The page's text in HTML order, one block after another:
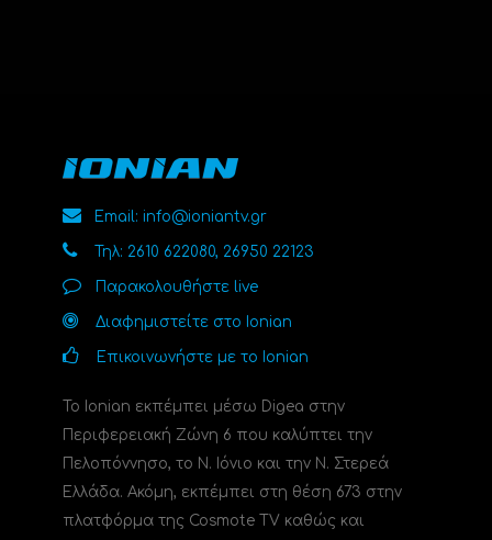
Email: info@ioniantv.gr
Τηλ: 2610 622080, 26950 22123
Παρακολουθήστε live
Διαφημιστείτε στο Ionian
Επικοινωνήστε με το Ionian
Το Ionian εκπέμπει μέσω Digea στην
Περιφερειακή Ζώνη 6 που καλύπτει την
Πελοπόννησο, το N. Ιόνιο και την Ν. Στερεά
Ελλάδα. Ακόμη, εκπέμπει στη θέση 673 στην
πλατφόρμα της Cosmote TV καθώς και